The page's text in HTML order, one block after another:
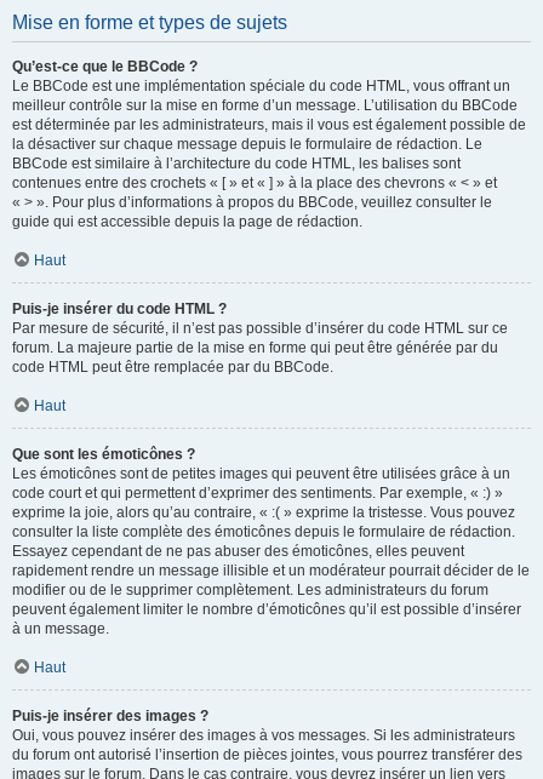
Mise en forme et types de sujets
Qu’est-ce que le BBCode ?
Le BBCode est une implémentation spéciale du code HTML, vous offrant un
meilleur contrôle sur la mise en forme d’un message. L’utilisation du BBCode
est déterminée par les administrateurs, mais il vous est également possible de
la désactiver sur chaque message depuis le formulaire de rédaction. Le
BBCode est similaire à l’architecture du code HTML, les balises sont
contenues entre des crochets « [ » et « ] » à la place des chevrons « < » et
« > ». Pour plus d’informations à propos du BBCode, veuillez consulter le
guide qui est accessible depuis la page de rédaction.
Haut
Puis-je insérer du code HTML ?
Par mesure de sécurité, il n’est pas possible d’insérer du code HTML sur ce
forum. La majeure partie de la mise en forme qui peut être générée par du
code HTML peut être remplacée par du BBCode.
Haut
Que sont les émoticônes ?
Les émoticônes sont de petites images qui peuvent être utilisées grâce à un
code court et qui permettent d’exprimer des sentiments. Par exemple, « :) »
exprime la joie, alors qu’au contraire, « :( » exprime la tristesse. Vous pouvez
consulter la liste complète des émoticônes depuis le formulaire de rédaction.
Essayez cependant de ne pas abuser des émoticônes, elles peuvent
rapidement rendre un message illisible et un modérateur pourrait décider de le
modifier ou de le supprimer complètement. Les administrateurs du forum
peuvent également limiter le nombre d’émoticônes qu’il est possible d’insérer
à un message.
Haut
Puis-je insérer des images ?
Oui, vous pouvez insérer des images à vos messages. Si les administrateurs
du forum ont autorisé l’insertion de pièces jointes, vous pourrez transférer des
images sur le forum. Dans le cas contraire, vous devrez insérer un lien vers